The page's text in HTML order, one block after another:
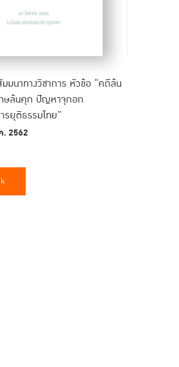
มนาทางวิชาการ หัวข้อ “คดีล้น
ษล้นคุก ปัญหาจุกอก
รยุติธรรมไทย”
2562